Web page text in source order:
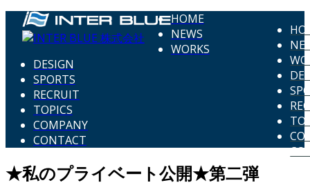
HOME
NEWS
WORKS
DESIGN
SPORTS
RECRUIT
TOPICS
COMPANY
CONTACT
★私のプライベート公開★第二弾